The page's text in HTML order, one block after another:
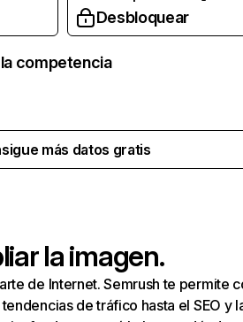
Desbloquear
competencia
más datos gratis
la imagen.
de Internet. Semrush te permite
de tráfico hasta el SEO y